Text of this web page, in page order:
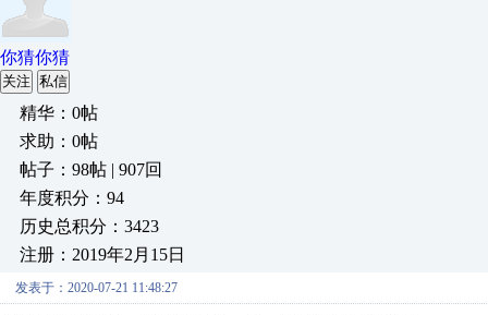
你猜你猜
关注 私信
精华：0帖
求助：0帖
帖子：98帖 | 907回
年度积分：94
历史总积分：3423
注册：2019年2月15日
发表于：2020-07-21 11:48:27